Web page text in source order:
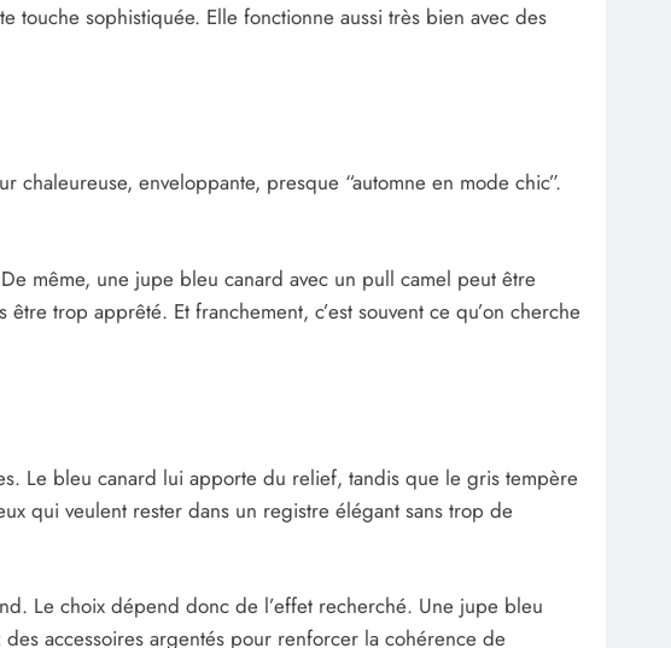
touche sophistiquée. Elle fonctionne aussi très bien avec des
enveloppante, presque “automne en mode chic”.
même, une jupe bleu canard avec un pull camel peut être
trop apprêté. Et franchement, c’est souvent ce qu’on cherche
Le bleu canard lui apporte du relief, tandis que le gris tempère
qui veulent rester dans un registre élégant sans trop de
Le choix dépend donc de l’effet recherché. Une jupe bleu
accessoires argentés pour renforcer la cohérence de